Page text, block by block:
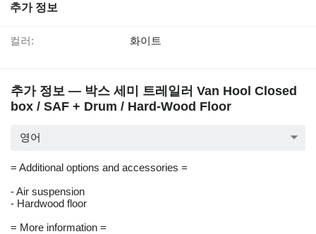
추가 정보
컬러: 화이트
추가 정보 — 박스 세미 트레일러 Van Hool Closed
box / SAF + Drum / Hard-Wood Floor
영어
= Additional options and accessories =
- Air suspension
- Hardwood floor
= More information =